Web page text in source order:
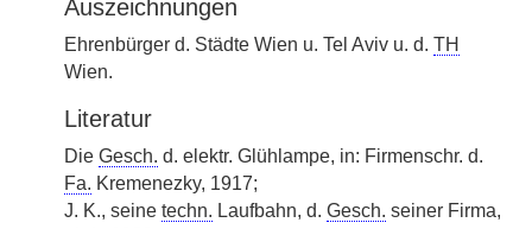
Auszeichnungen
Ehrenbürger d. Städte Wien u. Tel Aviv u. d. TH
Wien.
Literatur
Die Gesch. d. elektr. Glühlampe, in: Firmenschr. d.
Fa. Kremenezky, 1917;
J. K., seine techn. Laufbahn, d. Gesch. seiner Firma,